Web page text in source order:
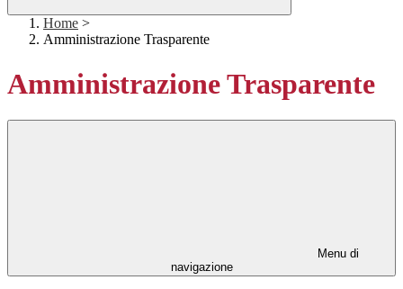
Home >
Amministrazione Trasparente
Amministrazione Trasparente
Menu di
navigazione